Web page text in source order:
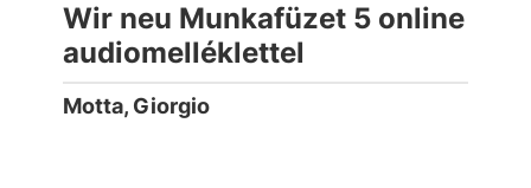
Wir neu Munkafüzet 5 online
audiomelléklettel
Motta, Giorgio